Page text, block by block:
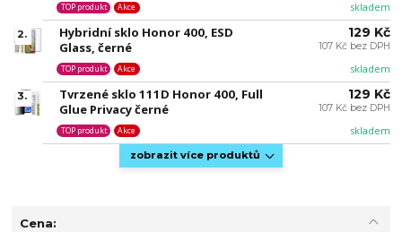
skladem
TOP produkt Akce
2.
Hybridní sklo Honor 400, ESD
Glass, černé
skladem
TOP produkt Akce
129 Kč
107 Kč bez DPH
3.
Tvrzené sklo 111D Honor 400, Full
Glue Privacy černé
skladem
TOP produkt Akce
129 Kč
107 Kč bez DPH
zobrazit více produktů
Cena: